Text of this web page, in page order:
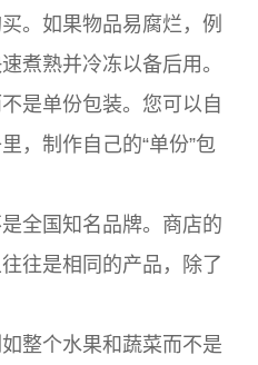
。如果物品易腐烂，例
煮熟并冷冻以备后用。
是单份包装。您可以自
，制作自己的“单份”包
全国知名品牌。商店的
往是相同的产品，除了
整个水果和蔬菜而不是